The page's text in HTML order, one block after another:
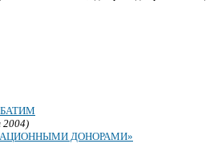
2004)
ДОНОРАМИ»